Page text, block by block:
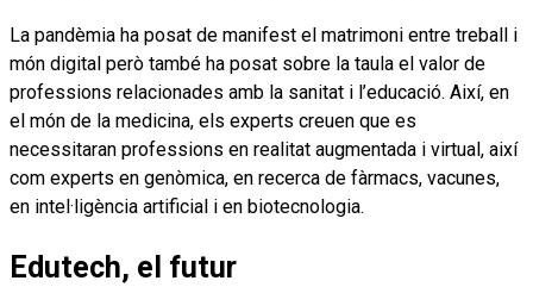
La pandèmia ha posat de manifest el matrimoni entre treball i
món digital però també ha posat sobre la taula el valor de
professions relacionades amb la sanitat i l’educació. Així, en
el món de la medicina, els experts creuen que es
necessitaran professions en realitat augmentada i virtual, així
com experts en genòmica, en recerca de fàrmacs, vacunes,
en intel·ligència artificial i en biotecnologia.
Edutech, el futur